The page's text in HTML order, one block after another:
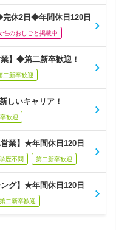
完休2日◆年間休日120日
性のおしごと掲載中
】◆第二新卒歓迎！
二新卒歓迎
しいキャリア！
歓迎
業】★年間休日120日
学歴不問 第二新卒歓迎
グ】★年間休日120日
第二新卒歓迎